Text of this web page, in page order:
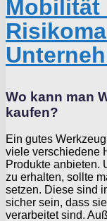
Mobilität
Wo kann man
kaufen?
Ein gutes
viele verschiedene
Produkte anbieten.
zu erhalten, sollte
setzen. Diese sind
sicher sein, dass
verarbeitet sind.